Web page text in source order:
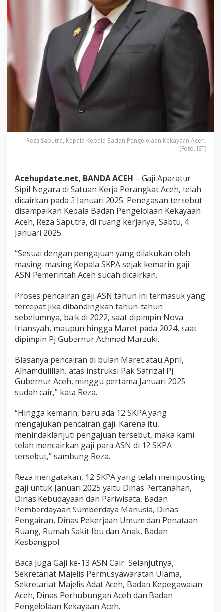
C
i
3
J
a
n
u
a
r
0
2
Reza Saputra, Kepala Kepala Badan Pengelolaan Kekayaan Aceh.
(Foto. IST)
Acehupdate.net, BANDA ACEH – Gaji Aparatur
Sipil Negara di Satuan Kerja Perangkat Aceh, telah
dicairkan pada 3 Januari 2025. Penegasan tersebut
disampaikan Kepala Badan Pengelolaan Kekayaan
Aceh, Reza Saputra, di ruang kerjanya, Sabtu, 4
Januari 2025.
“Sesuai dengan pengajuan yang dilakukan oleh
masing-masing Kepala SKPA sejak kemarin gaji
ASN Pemerintah Aceh sudah dicairkan.
Proses pencairan gaji ASN tahun ini termasuk yang
tercepat jika dibandingkan tahun-tahun
sebelumnya, baik di 2022, saat dipimpin Nova
Iriansyah, maupun hingga Maret pada 2024, saat
dipimpin Pj Gubernur Achmad Marzuki.
Biasanya pencairan di bulan Maret atau April,
Alhamdulillah, atas instruksi Pak Safrizal Pj
Gubernur Aceh, minggu pertama Januari 2025
sudah cair,” kata Reza.
“Hingga kemarin, baru ada 12 SKPA yang
mengajukan pencairan gaji. Karena itu,
menindaklanjuti pengajuan tersebut, maka kami
telah mencairkan gaji para ASN di 12 SKPA
tersebut,” sambung Reza.
Reza mengatakan, 12 SKPA yang telah memposting
gaji untuk Januari 2025 yaitu Dinas Pertanahan,
Dinas Kebudayaan dan Pariwisata, Badan
Pemberdayaan Sumberdaya Manusia, Dinas
Pengairan, Dinas Pekerjaan Umum dan Penataan
Ruang, Rumah Sakit Ibu dan Anak, Badan
Kesbangpol.
Baca Juga Gaji ke-13 ASN Cair Selanjutnya,
Sekretariat Majelis Permusyawaratan Ulama,
Sekretariat Majelis Adat Aceh, Badan Kepegawaian
Aceh, Dinas Perhubungan Aceh dan Badan
Pengelolaan Kekayaan Aceh.